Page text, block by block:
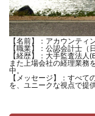
【名前】：アカウンティ
【職業】：公認会計士（
【経歴】：大手監査法人
また上場会社の経理業務
中。
【メッセージ】：すべ
を、ユニークな視点で提